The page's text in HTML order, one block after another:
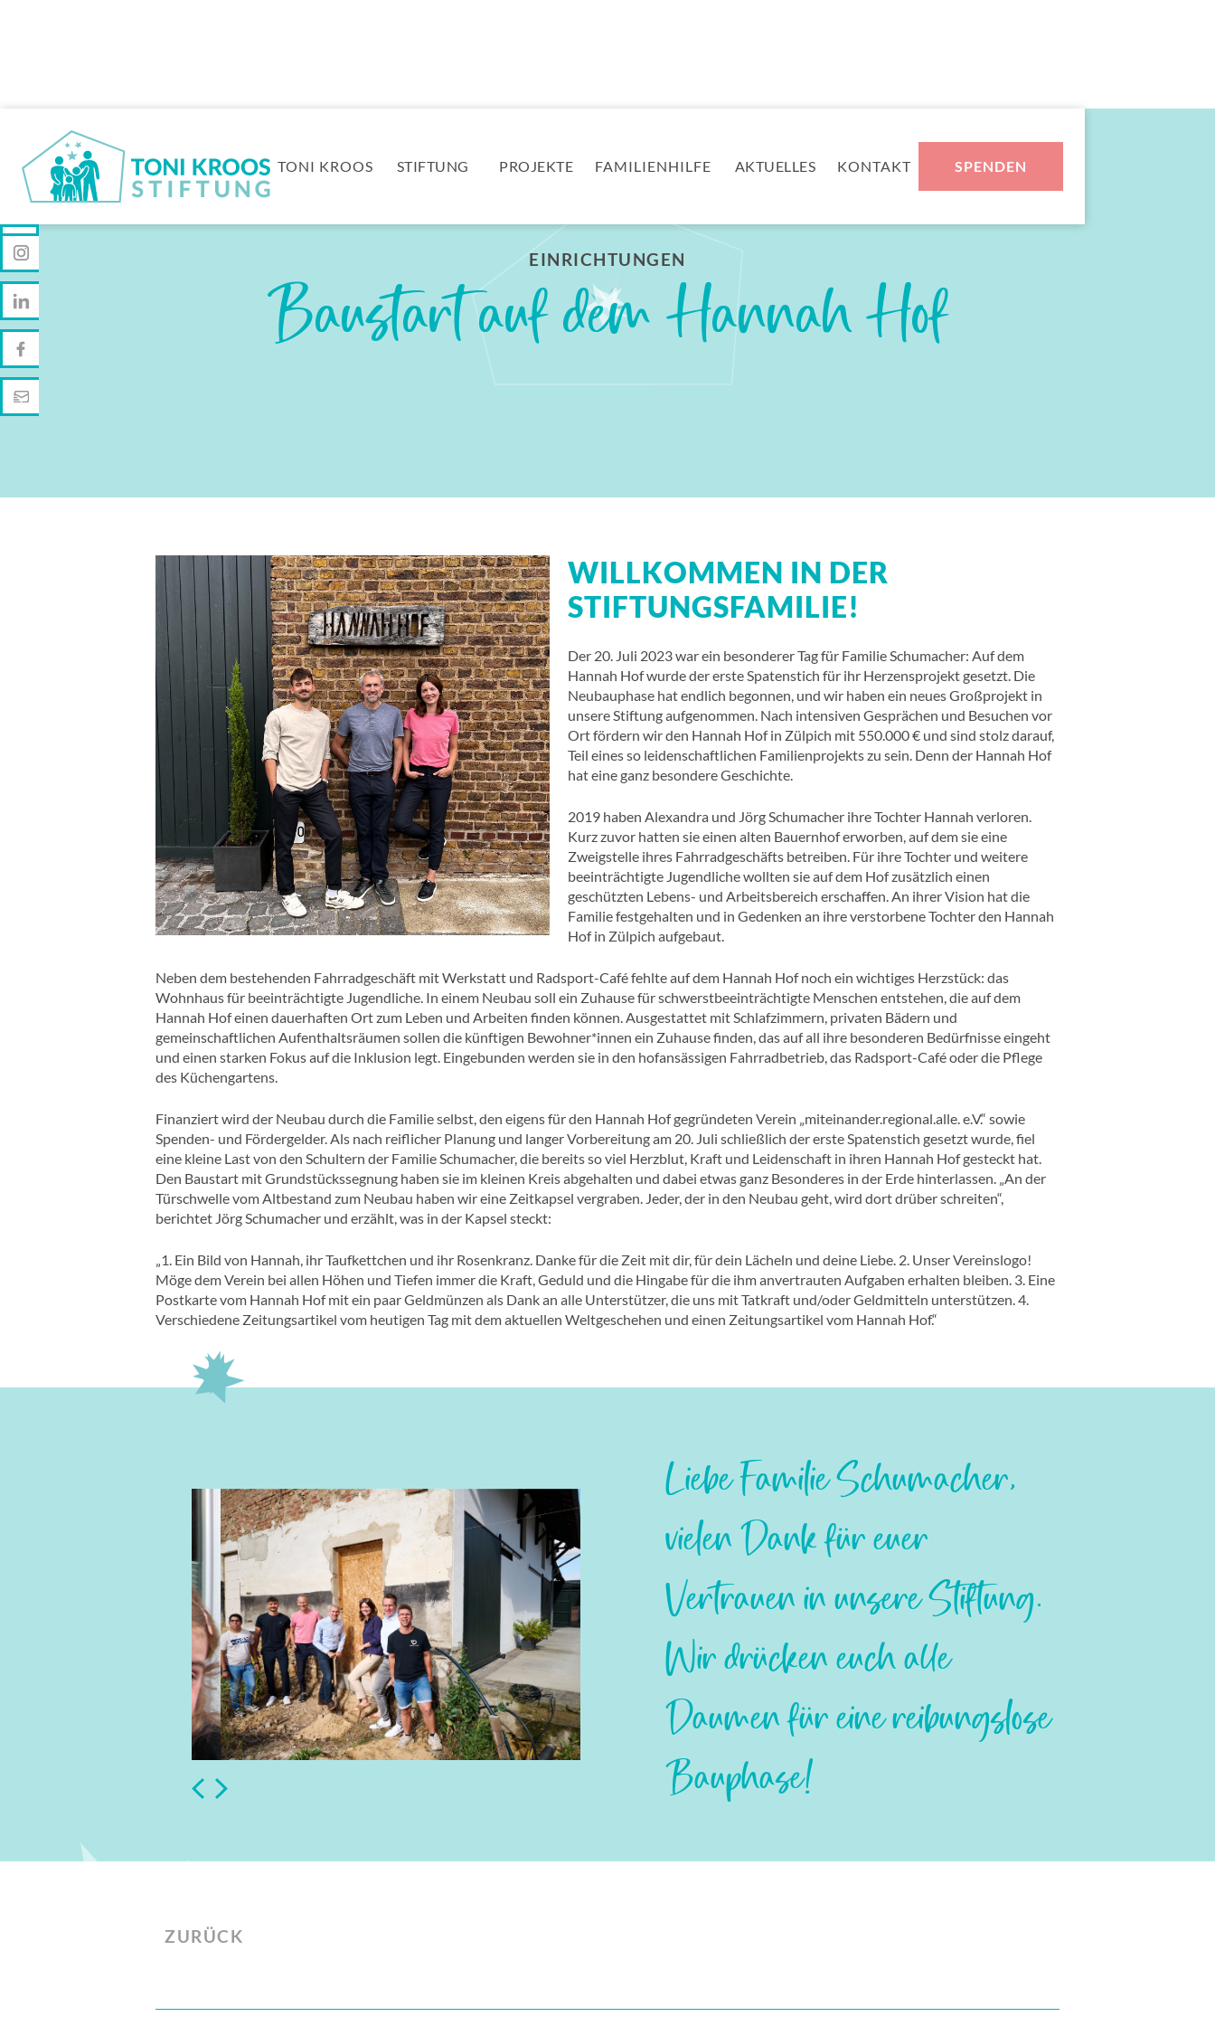
TONI KROOS STIFTUNG PROJEKTE FAMILIENHILFE AKTUELLES KONTAKT SPENDEN
EINRICHTUNGEN
Baustart auf dem Hannah Hof
WILLKOMMEN IN DER
STIFTUNGSFAMILIE!
Der 20. Juli 2023 war ein besonderer Tag für Familie Schumacher: Auf dem
Hannah Hof wurde der erste Spatenstich für ihr Herzensprojekt gesetzt. Die
Neubauphase hat endlich begonnen, und wir haben ein neues Großprojekt in
unsere Stiftung aufgenommen. Nach intensiven Gesprächen und Besuchen vor
Ort fördern wir den Hannah Hof in Zülpich mit 550.000 € und sind stolz darauf,
Teil eines so leidenschaftlichen Familienprojekts zu sein. Denn der Hannah Hof
hat eine ganz besondere Geschichte.
2019 haben Alexandra und Jörg Schumacher ihre Tochter Hannah verloren.
Kurz zuvor hatten sie einen alten Bauernhof erworben, auf dem sie eine
Zweigstelle ihres Fahrradgeschäfts betreiben. Für ihre Tochter und weitere
beeinträchtigte Jugendliche wollten sie auf dem Hof zusätzlich einen
geschützten Lebens- und Arbeitsbereich erschaffen. An ihrer Vision hat die
Familie festgehalten und in Gedenken an ihre verstorbene Tochter den Hannah
Hof in Zülpich aufgebaut.
Neben dem bestehenden Fahrradgeschäft mit Werkstatt und Radsport-Café fehlte auf dem Hannah Hof noch ein wichtiges Herzstück: das
Wohnhaus für beeinträchtigte Jugendliche. In einem Neubau soll ein Zuhause für schwerstbeeinträchtigte Menschen entstehen, die auf dem
Hannah Hof einen dauerhaften Ort zum Leben und Arbeiten finden können. Ausgestattet mit Schlafzimmern, privaten Bädern und
gemeinschaftlichen Aufenthaltsräumen sollen die künftigen Bewohner*innen ein Zuhause finden, das auf all ihre besonderen Bedürfnisse eingeht
und einen starken Fokus auf die Inklusion legt. Eingebunden werden sie in den hofansässigen Fahrradbetrieb, das Radsport-Café oder die Pflege
des Küchengartens.
Finanziert wird der Neubau durch die Familie selbst, den eigens für den Hannah Hof gegründeten Verein „miteinander.regional.alle. e.V.“ sowie
Spenden- und Fördergelder. Als nach reiflicher Planung und langer Vorbereitung am 20. Juli schließlich der erste Spatenstich gesetzt wurde, fiel
eine kleine Last von den Schultern der Familie Schumacher, die bereits so viel Herzblut, Kraft und Leidenschaft in ihren Hannah Hof gesteckt hat.
Den Baustart mit Grundstückssegnung haben sie im kleinen Kreis abgehalten und dabei etwas ganz Besonderes in der Erde hinterlassen. „An der
Türschwelle vom Altbestand zum Neubau haben wir eine Zeitkapsel vergraben. Jeder, der in den Neubau geht, wird dort drüber schreiten“,
berichtet Jörg Schumacher und erzählt, was in der Kapsel steckt:
„1. Ein Bild von Hannah, ihr Taufkettchen und ihr Rosenkranz. Danke für die Zeit mit dir, für dein Lächeln und deine Liebe. 2. Unser Vereinslogo!
Möge dem Verein bei allen Höhen und Tiefen immer die Kraft, Geduld und die Hingabe für die ihm anvertrauten Aufgaben erhalten bleiben. 3. Eine
Postkarte vom Hannah Hof mit ein paar Geldmünzen als Dank an alle Unterstützer, die uns mit Tatkraft und/oder Geldmitteln unterstützen. 4.
Verschiedene Zeitungsartikel vom heutigen Tag mit dem aktuellen Weltgeschehen und einen Zeitungsartikel vom Hannah Hof.“
Liebe Familie Schumacher,
vielen Dank für euer
Vertrauen in unsere Stiftung.
Wir drücken euch alle
Daumen für eine reibungslose
Bauphase!
ZURÜCK